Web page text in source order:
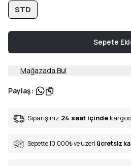
STD
Sepete
Mağazada Bul
Paylaş:
Siparişiniz 24 saat içinde
Sepette 10.000₺ve üzeri ücretsiz